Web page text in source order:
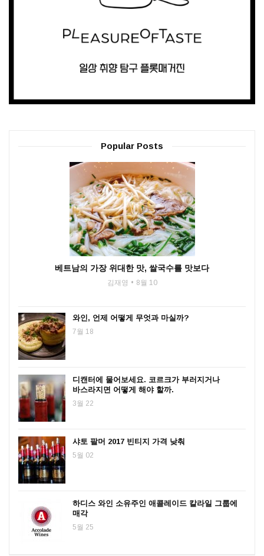
Popular Posts
베트남의 가장 위대한 맛, 쌀국수를 맛보다
김재영 8월 10
와인, 언제 어떻게 무엇과 마실까?
7월 18
디캔터에 물어보세요. 코르크가 부러지거나
바스라지면 어떻게 해야 할까.
3월 22
샤토 팔머 2017 빈티지 가격 낮춰
5월 02
하디스 와인 소유주인 애콜레이드 칼라일 그룹에
매각
5월 25